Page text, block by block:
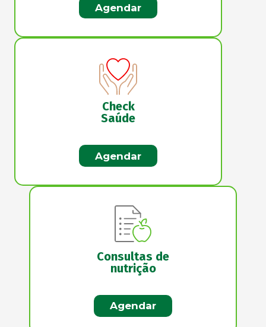
Agendar
Check
Saúde
Agendar
Consultas de
nutrição
Agendar